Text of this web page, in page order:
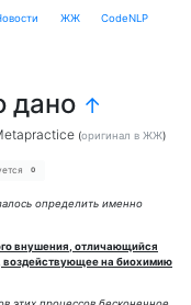
ЖЖ CodeNLP
дано ↑
(оригинал в ЖЖ)
0
определить именно
внушения, отличающийся
воздействующее на биохимию